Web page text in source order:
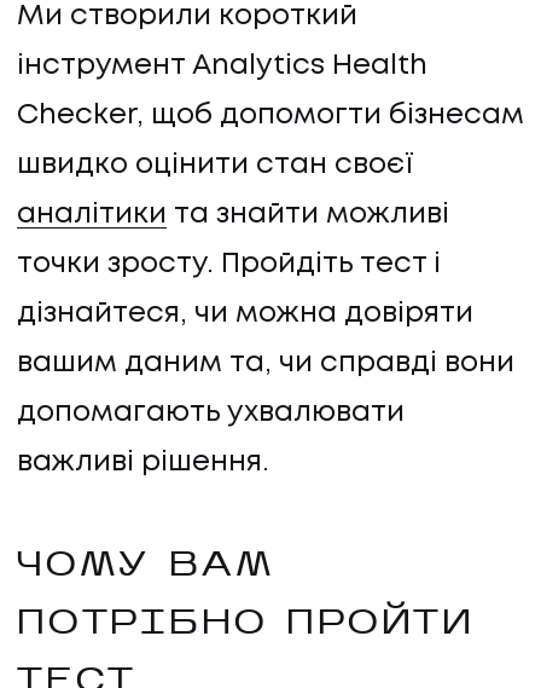
Ми створили короткий
інструмент Analytics Health
Checker, щоб допомогти бізнесам
швидко оцінити стан своєї
аналітики та знайти можливі
точки зросту. Пройдіть тест і
дізнайтеся, чи можна довіряти
вашим даним та, чи справді вони
допомагають ухвалювати
важливі рішення.
ЧОМУ ВАМ
ПОТРІБНО ПРОЙТИ